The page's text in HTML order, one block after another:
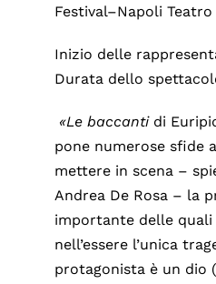
Festival–Napoli
Inizio delle
Durata dello spettacolo
«Le baccantidi
pone numerose sfide
mettere in scena –
Andrea De Rosa – la
importante delle quali
nell’essere l’unica
protagonista è un dio